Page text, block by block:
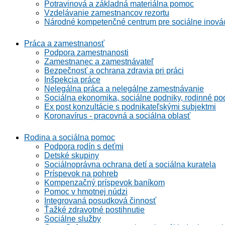
Potravinová a základná materiálna pomoc
Vzdelávanie zamestnancov rezortu
Národné kompetenčné centrum pre sociálne
Práca a zamestnanosť
Podpora zamestnanosti
Zamestnanec a zamestnávateľ
Bezpečnosť a ochrana zdravia pri práci
Inšpekcia práce
Nelegálna práca a nelegálne zamestnávanie
Sociálna ekonomika, sociálne podniky, rodinné
Ex post konzultácie s podnikateľskými subjektmi
Koronavírus - pracovná a sociálna oblasť
Rodina a sociálna pomoc
Podpora rodín s deťmi
Detské skupiny
Sociálnoprávna ochrana detí a sociálna kuratela
Príspevok na pohreb
Kompenzačný príspevok baníkom
Pomoc v hmotnej núdzi
Integrovaná posudková činnosť
Ťažké zdravotné postihnutie
Sociálne služby